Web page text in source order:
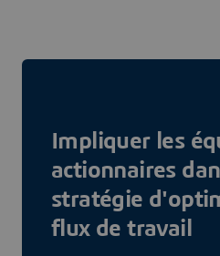
Impliquer les
actionnaires
stratégie
flux de travail